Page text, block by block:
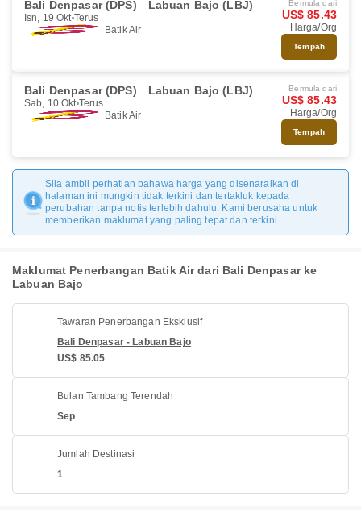
Bali Denpasar (DPS) Labuan Bajo (LBJ)
Isn, 19 Okt Terus
Batik Air
Bermula dari
US$ 85.43
Harga/Org
Tempah
Bali Denpasar (DPS) Labuan Bajo (LBJ)
Sab, 10 Okt Terus
Batik Air
Bermula dari
US$ 85.43
Harga/Org
Tempah
Sila ambil perhatian bahawa harga yang disenaraikan di
halaman ini mungkin tidak terkini dan tertakluk kepada
perubahan tanpa notis terlebih dahulu. Kami berusaha untuk
memberikan maklumat yang paling tepat dan terkini.
Maklumat Penerbangan Batik Air dari Bali Denpasar ke
Labuan Bajo
Tawaran Penerbangan Eksklusif
Bali Denpasar - Labuan Bajo
US$ 85.05
Bulan Tambang Terendah
Sep
Jumlah Destinasi
1